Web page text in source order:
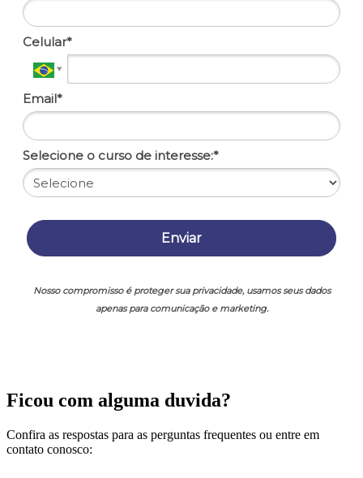
Celular*
Email*
Selecione o curso de interesse:*
Enviar
Nosso compromisso é proteger sua privacidade, usamos seus dados
apenas para comunicação e marketing.
Ficou com alguma duvida?
Confira as respostas para as perguntas frequentes ou entre em
contato conosco: